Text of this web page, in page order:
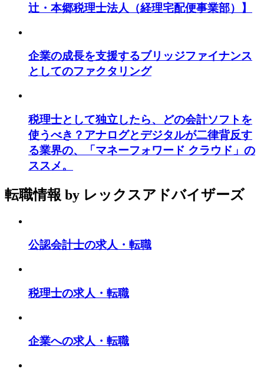
辻・本郷税理士法人（経理宅配便事業部）】
企業の成長を支援するブリッジファイナンス
としてのファクタリング
税理士として独立したら、どの会計ソフトを
使うべき？アナログとデジタルが二律背反す
る業界の、「マネーフォワード クラウド」の
ススメ。
転職情報 by レックスアドバイザーズ
公認会計士の求人・転職
税理士の求人・転職
企業への求人・転職